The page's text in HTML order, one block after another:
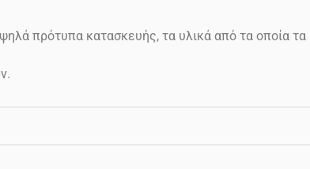
πρότυπα κατασκευής, τα υλικά από τα οποία τα